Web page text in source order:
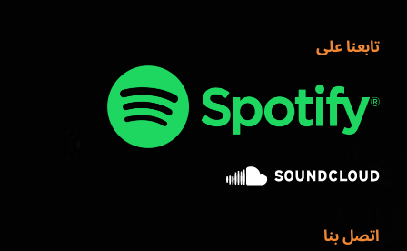
تابعنا على
اتصل بنا